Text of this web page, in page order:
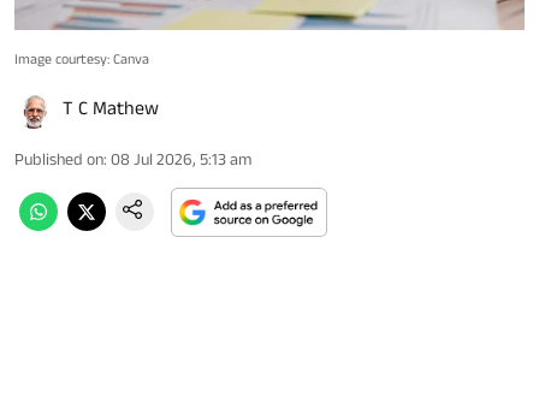
Image courtesy: Canva
T C Mathew
Published on: 08 Jul 2026, 5:13 am